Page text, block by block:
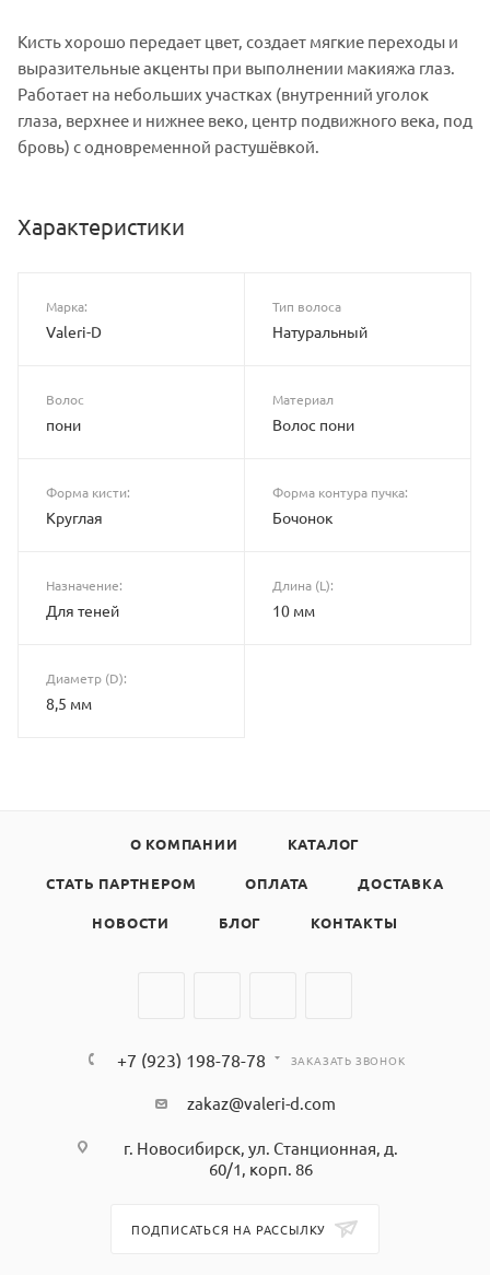
Кисть хорошо передает цвет, создает мягкие переходы и
выразительные акценты при выполнении макияжа глаз.
Работает на небольших участках (внутренний уголок
глаза, верхнее и нижнее веко, центр подвижного века, под
бровь) с одновременной растушёвкой.
Характеристики
Марка:
Valeri-D
Тип волоса
Натуральный
Волос
пони
Материал
Волос пони
Форма кисти:
Круглая
Форма контура пучка:
Бочонок
Назначение:
Для теней
Длина (L):
10 мм
Диаметр (D):
8,5 мм
О КОМПАНИИ КАТАЛОГ
СТАТЬ ПАРТНЕРОМ ОПЛАТА ДОСТАВКА
НОВОСТИ БЛОГ КОНТАКТЫ
+7 (923) 198-78-78 ЗАКАЗАТЬ ЗВОНОК
zakaz@valeri-d.com
г. Новосибирск, ул. Станционная, д.
60/1, корп. 86
ПОДПИСАТЬСЯ НА РАССЫЛКУ